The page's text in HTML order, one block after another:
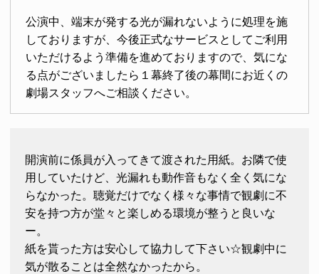
公演中、端末が発する光が漏れないように処理を施
しておりますが、今後正式なサービスとしてご利用
いただけるよう準備を進めておりますので、気にな
る点がございましたら１幕終了後の幕間にお近くの
劇場スタッフへご相談ください。
開演前に係員が入ってきて渡された用紙。お隣で使
用していたけど、光漏れも動作音もなく全く気にな
らなかった。聴覚だけでなく様々な事情で観劇に不
安を持つ方が堂々と楽しめる環境が整うと良いな
ー。
紙を貰った方は安心して協力して下さい☆観劇中に
気が散ることは全然なかったから。